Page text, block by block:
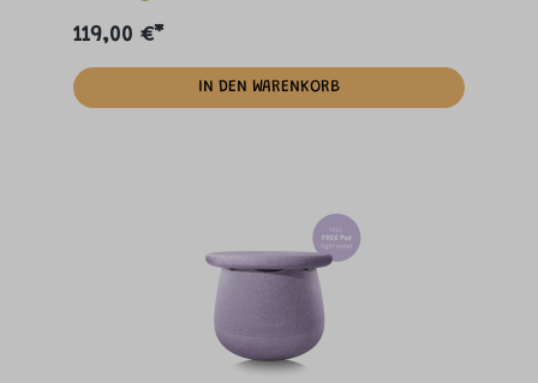
119,00 €*
IN DEN WARENKORB